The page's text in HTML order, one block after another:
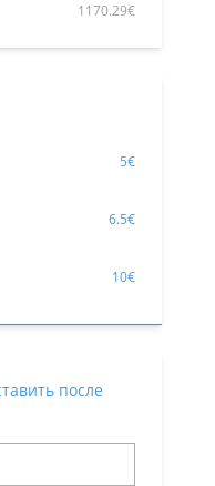
1170.29€
5€
6.5€
10€
после